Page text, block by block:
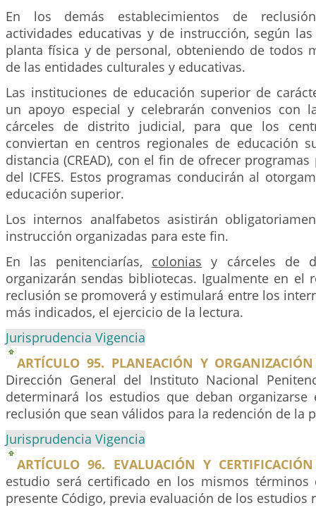
En los demás establecimientos de
actividades educativas y de instrucción, según
planta física y de personal, obteniendo de todos
de las entidades culturales y educativas.
Las instituciones de educación superior de
un apoyo especial y celebrarán convenios con
cárceles de distrito judicial, para que los
conviertan en centros regionales de educación
distancia (CREAD), con el fin de ofrecer
del ICFES. Estos programas conducirán al
educación superior.
Los internos analfabetos asistirán
instrucción organizadas para este fin.
En las penitenciarías, colonias y cárceles de
organizarán sendas bibliotecas. Igualmente en el
reclusión se promoverá y estimulará entre los
más indicados, el ejercicio de la lectura.
Jurisprudencia Vigencia
ARTÍCULO 95. PLANEACIÓN Y
Dirección General del Instituto Nacional
determinará los estudios que deban
reclusión que sean válidos para la redención de la
Jurisprudencia Vigencia
ARTÍCULO 96. EVALUACIÓN Y
estudio será certificado en los mismos
presente Código, previa evaluación de los estudios